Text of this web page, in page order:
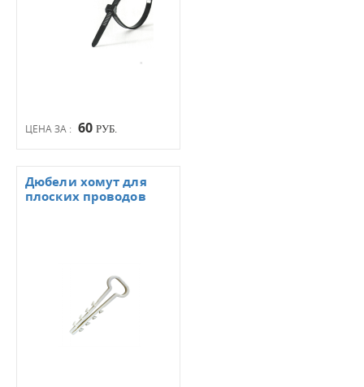
ЦЕНА ЗА : 60 РУБ.
Дюбели хомут для
плоских проводов